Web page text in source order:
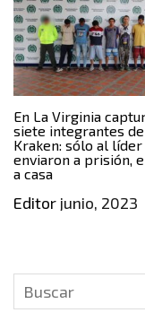
En La Virginia
siete integrantes
Kraken: sólo al
enviaron a prisión,
a casa
Editor junio, 2023